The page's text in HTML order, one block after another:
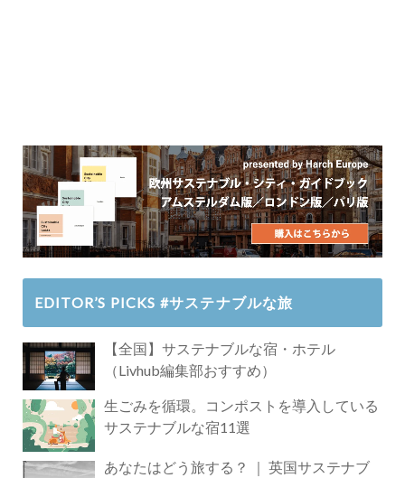
EDITOR’S PICKS #サステナブルな旅
【全国】サステナブルな宿・ホテル
（Livhub編集部おすすめ）
生ごみを循環。コンポストを導入している
サステナブルな宿11選
あなたはどう旅する？ ｜ 英国サステナブ